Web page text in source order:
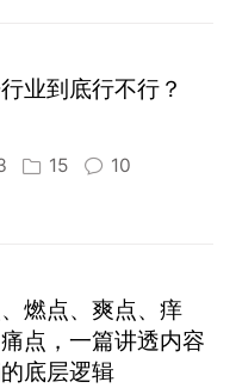
业到底行不行？
15 10
燃点、爽点、痒
点，一篇讲透内容
底层逻辑